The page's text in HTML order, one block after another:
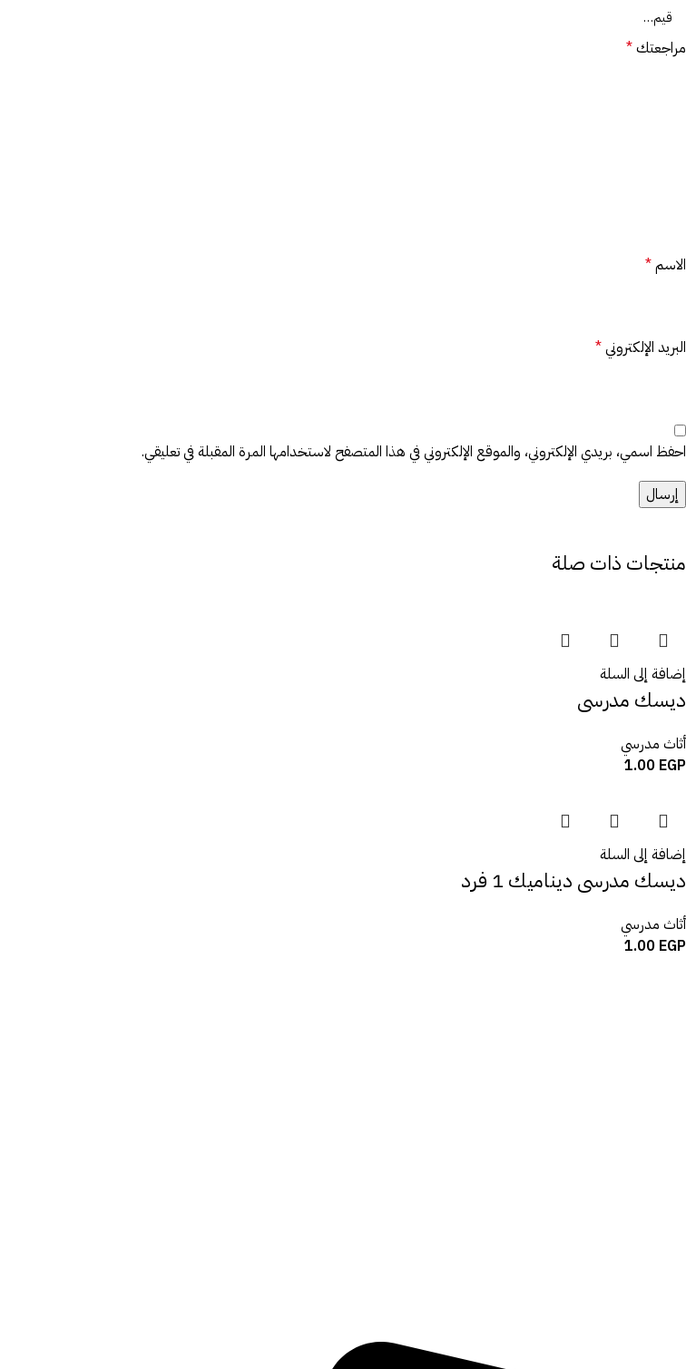
مراجعتك*
الاسم*
البريد الإلكتروني*
احفظ اسمي، بريدي الإلكتروني، والموقع الإلكتروني في هذا المتصفح لاستخدامها المرة المقبلة في تعليقي.
منتجات ذات صلة
إضافة إلى السلة
ديسك مدرسى
أثاث مدرسي
1.00 EGP
إضافة إلى السلة
ديسك مدرسى ديناميك 1 فرد
أثاث مدرسي
1.00 EGP